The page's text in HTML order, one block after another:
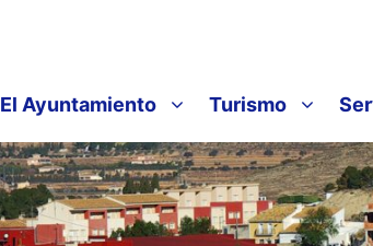
El Ayuntamiento Turismo